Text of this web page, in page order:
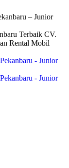
– Junior
Terbaik CV.
Rental Mobil